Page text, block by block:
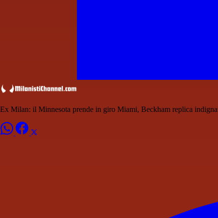
Ex Milan: il Minnesota prende in giro Miami, Beckham replica